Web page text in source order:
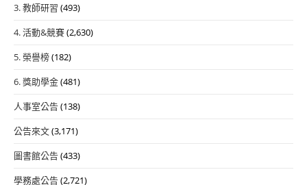
3. 教師研習 (493)
4. 活動&競賽(2,630)
5. 榮譽榜(182)
6. 獎助學金(481)
人事室公告(138)
公告來文(3,171)
圖書館公告(433)
學務處公告(2,721)